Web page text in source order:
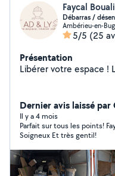
Faycal
Débarras /
Ambérieu-en-
5/5 (25
Présentation
Libérer votre espace !
Dernier avis laissé
Il y a 4 mois
Parfait sur tous les points!
Soigneux Et très gentil!